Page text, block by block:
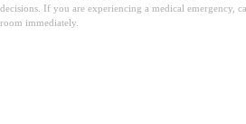
decisions. If you are experiencing a medical emergency,
room immediately.